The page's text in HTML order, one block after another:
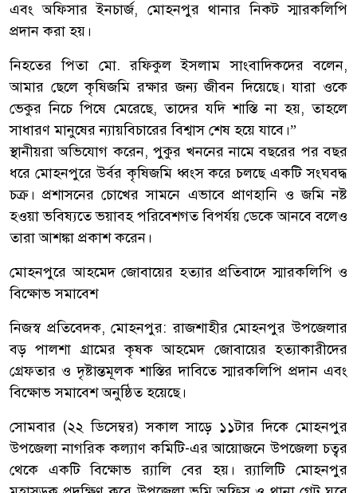
এবং অফিসার ইনচার্জ, মোহনপুর থানার নিকট স্মারকলিপি
প্রদান করা হয়।
নিহতের পিতা মো. রফিকুল ইসলাম সাংবাদিকদের বলেন,
আমার ছেলে কৃষিজমি রক্ষার জন্য জীবন দিয়েছে। যারা ওকে
ভেকুর নিচে পিষে মেরেছে, তাদের যদি শাস্তি না হয়, তাহলে
সাধারণ মানুষের ন্যায়বিচারের বিশ্বাস শেষ হয়ে যাবে।”
স্থানীয়রা অভিযোগ করেন, পুকুর খননের নামে বছরের পর বছর
ধরে মোহনপুরে উর্বর কৃষিজমি ধ্বংস করে চলছে একটি সংঘবদ্ধ
চক্র। প্রশাসনের চোখের সামনে এভাবে প্রাণহানি ও জমি নষ্ট
হওয়া ভবিষ্যতে ভয়াবহ পরিবেশগত বিপর্যয় ডেকে আনবে বলেও
তারা আশঙ্কা প্রকাশ করেন।
মোহনপুরে আহমেদ জোবায়ের হত্যার প্রতিবাদে স্মারকলিপি ও
বিক্ষোভ সমাবেশ
নিজস্ব প্রতিবেদক, মোহনপুর: রাজশাহীর মোহনপুর উপজেলার
বড় পালশা গ্রামের কৃষক আহমেদ জোবায়ের হত্যাকারীদের
গ্রেফতার ও দৃষ্টান্তমূলক শাস্তির দাবিতে স্মারকলিপি প্রদান এবং
বিক্ষোভ সমাবেশ অনুষ্ঠিত হয়েছে।
সোমবার (২২ ডিসেম্বর) সকাল সাড়ে ১১টার দিকে মোহনপুর
উপজেলা নাগরিক কল্যাণ কমিটি-এর আয়োজনে উপজেলা চত্বর
থেকে একটি বিক্ষোভ র‌্যালি বের হয়। র‌্যালিটি মোহনপুর